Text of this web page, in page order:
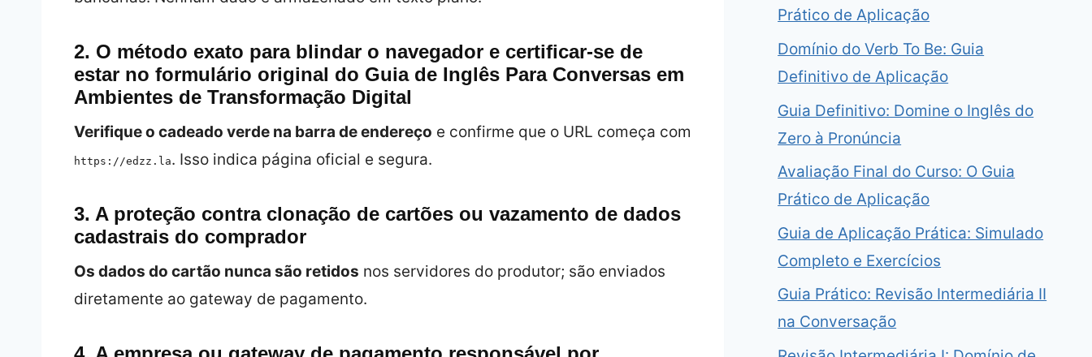
2. O método exato para blindar o navegador e certificar-se de
estar no formulário original do Guia de Inglês Para Conversas em
Ambientes de Transformação Digital
Verifique o cadeado verde na barra de endereço e confirme que o URL começa com
https://edzz.la. Isso indica página oficial e segura.
3. A proteção contra clonação de cartões ou vazamento de dados
cadastrais do comprador
Os dados do cartão nunca são retidos nos servidores do produtor; são enviados
diretamente ao gateway de pagamento.
Prático de Aplicação
Domínio do Verb To Be: Guia
Definitivo de Aplicação
Guia Definitivo: Domine o Inglês do
Zero à Pronúncia
Avaliação Final do Curso: O Guia
Prático de Aplicação
Guia de Aplicação Prática: Simulado
Completo e Exercícios
Guia Prático: Revisão Intermediária II
na Conversação